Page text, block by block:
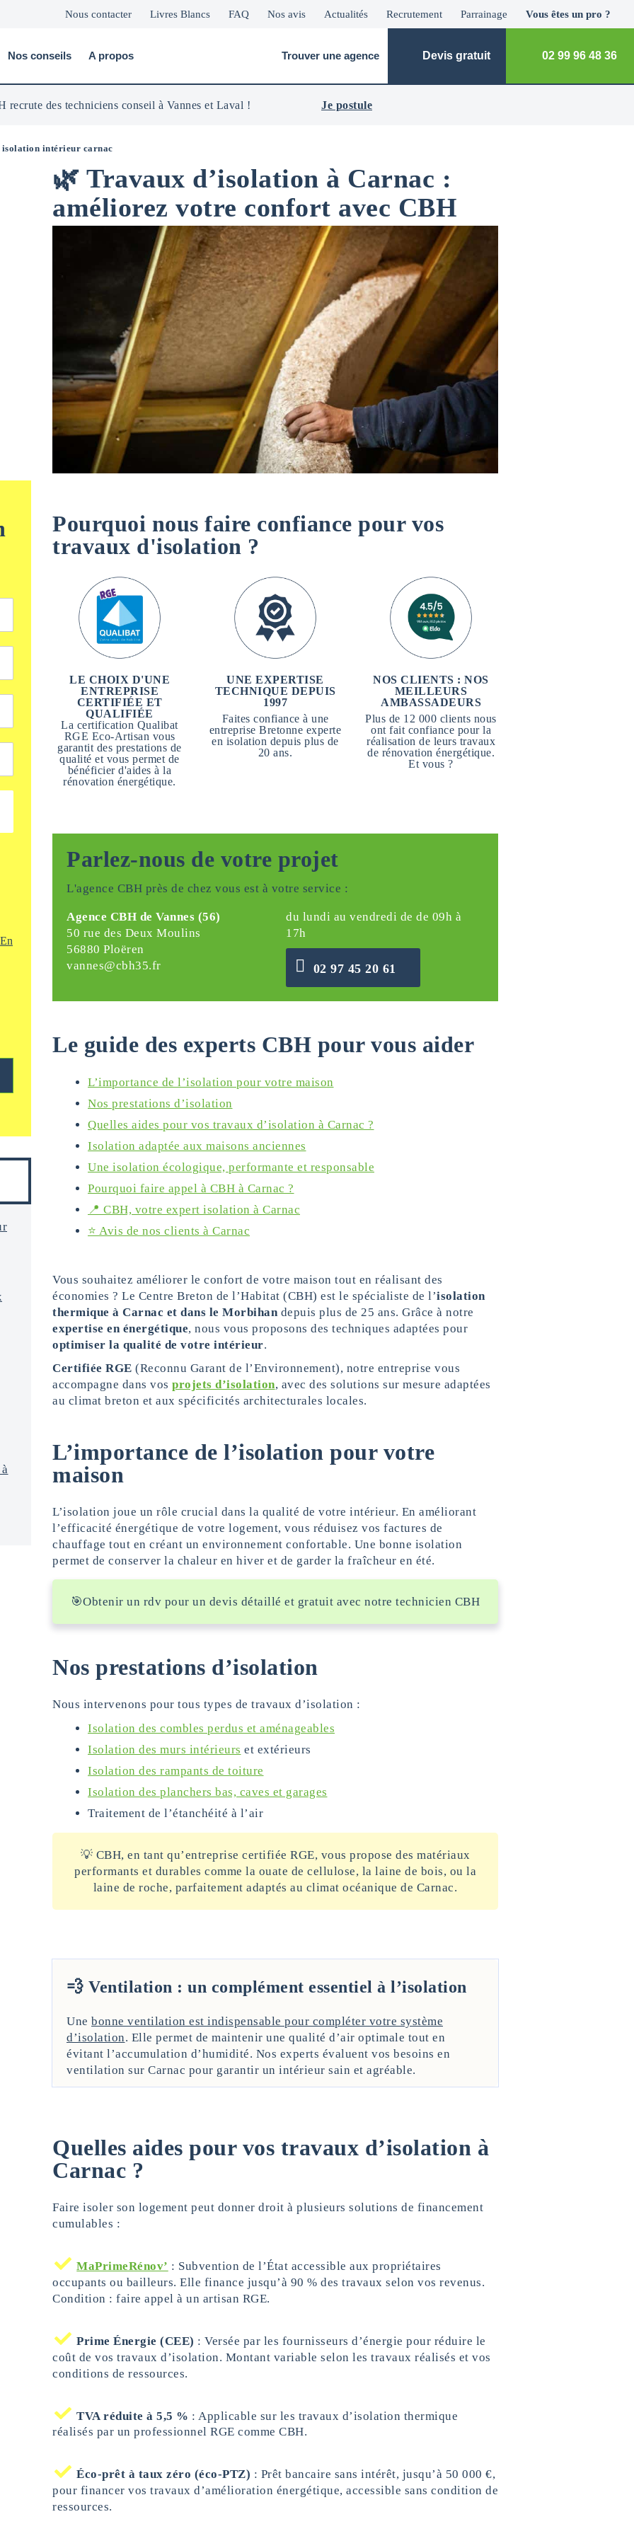
Nous contacter Livres Blancs FAQ Nos avis Actualités Recrutement Parrainage Vous êtes un pro ?
Nos conseils A propos Trouver une agence Devis gratuit 02 99 96 48 36
recrute des techniciens conseil à Vannes et Laval ! Je postule
isolation intérieur carnac
🌿 Travaux d’isolation à Carnac :
améliorez votre confort avec CBH
En
Pourquoi nous faire confiance pour vos
travaux d'isolation ?
LE CHOIX D'UNE
ENTREPRISE
CERTIFIÉE ET
QUALIFIÉE
La certification Qualibat
RGE Eco-Artisan vous
garantit des prestations de
qualité et vous permet de
bénéficier d'aides à la
rénovation énergétique.
UNE EXPERTISE
TECHNIQUE DEPUIS
1997
Faites confiance à une
entreprise Bretonne experte
en isolation depuis plus de
20 ans.
NOS CLIENTS : NOS
MEILLEURS
AMBASSADEURS
Plus de 12 000 clients nous
ont fait confiance pour la
réalisation de leurs travaux
de rénovation énergétique.
Et vous ?
Parlez-nous de votre projet
L'agence CBH près de chez vous est à votre service :
Agence CBH de Vannes (56)
50 rue des Deux Moulins
56880 Ploëren
vannes@cbh35.fr
du lundi au vendredi de de 09h à
17h
02 97 45 20 61
Le guide des experts CBH pour vous aider
L’importance de l’isolation pour votre maison
Nos prestations d’isolation
Quelles aides pour vos travaux d’isolation à Carnac ?
Isolation adaptée aux maisons anciennes
Une isolation écologique, performante et responsable
Pourquoi faire appel à CBH à Carnac ?
📍 CBH, votre expert isolation à Carnac
⭐️ Avis de nos clients à Carnac
Vous souhaitez améliorer le confort de votre maison tout en réalisant des
économies ? Le Centre Breton de l’Habitat (CBH) est le spécialiste de l’isolation
thermique à Carnac et dans le Morbihandepuis plus de 25 ans. Grâce à notre
expertise en énergétique, nous vous proposons des techniques adaptées pour
optimiser la qualité de votre intérieur.
Certifiée RGE (Reconnu Garant de l’Environnement), notre entreprise vous
accompagne dans vos projets d’isolation, avec des solutions sur mesure adaptées
au climat breton et aux spécificités architecturales locales.
L’importance de l’isolation pour votre
maison
L’isolation joue un rôle crucial dans la qualité de votre intérieur. En améliorant
l’efficacité énergétique de votre logement, vous réduisez vos factures de
chauffage tout en créant un environnement confortable. Une bonne isolation
permet de conserver la chaleur en hiver et de garder la fraîcheur en été.
🎯Obtenir un rdv pour un devis détaillé et gratuit avec notre technicien CBH
Nos prestations d’isolation
Nous intervenons pour tous types de travaux d’isolation :
Isolation des combles perdus et aménageables
Isolation des murs intérieurs et extérieurs
Isolation des rampants de toiture
Isolation des planchers bas, caves et garages
Traitement de l’étanchéité à l’air
💡 CBH, en tant qu’entreprise certifiée RGE, vous propose des matériaux
performants et durables comme la ouate de cellulose, la laine de bois, ou la
laine de roche, parfaitement adaptés au climat océanique de Carnac.
💨 Ventilation : un complément essentiel à l’isolation
Une bonne ventilation est indispensable pour compléter votre système
d’isolation. Elle permet de maintenir une qualité d’air optimale tout en
évitant l’accumulation d’humidité. Nos experts évaluent vos besoins en
ventilation sur Carnac pour garantir un intérieur sain et agréable.
Quelles aides pour vos travaux d’isolation à
Carnac ?
Faire isoler son logement peut donner droit à plusieurs solutions de financement
cumulables :
MaPrimeRénov’ : Subvention de l’État accessible aux propriétaires
occupants ou bailleurs. Elle finance jusqu’à 90 % des travaux selon vos revenus.
Condition : faire appel à un artisan RGE.
Prime Énergie (CEE) : Versée par les fournisseurs d’énergie pour réduire le
coût de vos travaux d’isolation. Montant variable selon les travaux réalisés et vos
conditions de ressources.
TVA réduite à 5,5 % : Applicable sur les travaux d’isolation thermique
réalisés par un professionnel RGE comme CBH.
Éco-prêt à taux zéro (éco-PTZ) : Prêt bancaire sans intérêt, jusqu’à 50 000 €,
pour financer vos travaux d’amélioration énergétique, accessible sans condition de
ressources.